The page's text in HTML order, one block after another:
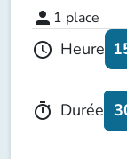
person 1 place
schedule Heure
timer Durée